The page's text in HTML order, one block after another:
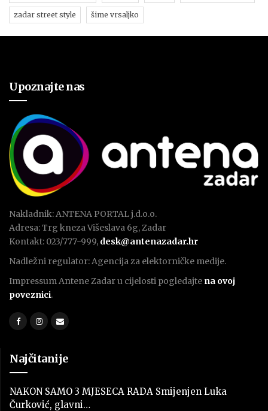
zadar street style šime vrsaljko
Upoznajte nas
Nakladnik: ANTENA PORTAL j.d.o.o.
Adresa: Trg kneza Višeslava 6g, Zadar
Kontakt: 023/777-999, desk@antenazadar.hr
Nadležni regulator: Agencija za elektorničke medije.
Impressum Antene Zadar u cijelosti pogledajte na ovoj
poveznici.
Najčitanije
NAKON SAMO 3 MJESECA RADA Smijenjen Luka
Čurković, glavni…